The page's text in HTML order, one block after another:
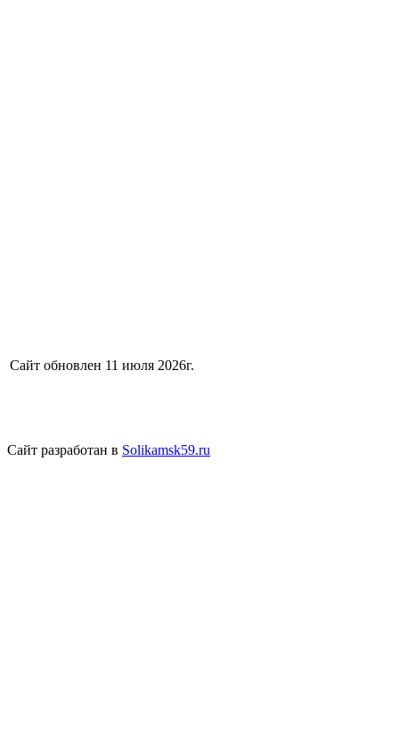
Сайт обновлен 11 июля 2026г.
Сайт разработан в Solikamsk59.ru